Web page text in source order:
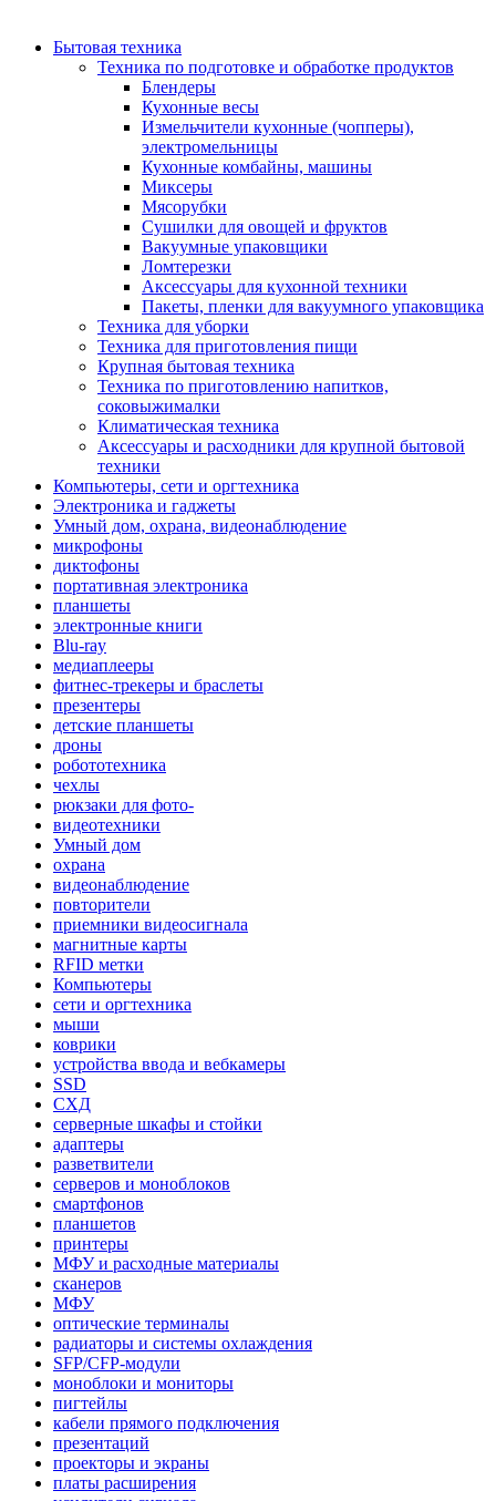
Бытовая техника
Техника по подготовке и обработке продуктов
Блендеры
Кухонные весы
Измельчители кухонные (чопперы),
электромельницы
Кухонные комбайны, машины
Миксеры
Мясорубки
Сушилки для овощей и фруктов
Вакуумные упаковщики
Ломтерезки
Аксессуары для кухонной техники
Пакеты, пленки для вакуумного упаковщика
Техника для уборки
Техника для приготовления пищи
Крупная бытовая техника
Техника по приготовлению напитков,
соковыжималки
Климатическая техника
Аксессуары и расходники для крупной бытовой
техники
Компьютеры, сети и оргтехника
Электроника и гаджеты
Умный дом, охрана, видеонаблюдение
микрофоны
диктофоны
портативная электроника
планшеты
электронные книги
Blu-ray
медиаплееры
фитнес-трекеры и браслеты
презентеры
детские планшеты
дроны
робототехника
чехлы
рюкзаки для фото-
видеотехники
Умный дом
охрана
видеонаблюдение
повторители
приемники видеосигнала
магнитные карты
RFID метки
Компьютеры
сети и оргтехника
мыши
коврики
устройства ввода и вебкамеры
SSD
СХД
серверные шкафы и стойки
адаптеры
разветвители
серверов и моноблоков
смартфонов
планшетов
принтеры
МФУ и расходные материалы
сканеров
МФУ
оптические терминалы
радиаторы и системы охлаждения
SFP/CFP-модули
моноблоки и мониторы
пигтейлы
кабели прямого подключения
презентаций
проекторы и экраны
платы расширения